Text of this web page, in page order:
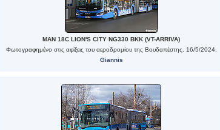
MAN 18C LION'S CITY NG330 BKK (VT-ARRIVA)
Φωτογραφημένο στις αφίξεις του αεροδρομίου της Βουδαπέστης. 16/5/2024.
Giannis